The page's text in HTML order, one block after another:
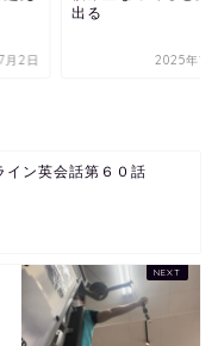
月2日
出る
2025年1
イン英会話第６０話